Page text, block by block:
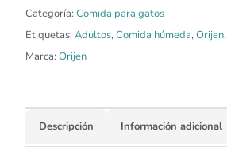
Categoría: Comida para gatos
Etiquetas: Adultos,Comida húmeda,Orijen,
Marca: Orijen
Descripción Información adicional